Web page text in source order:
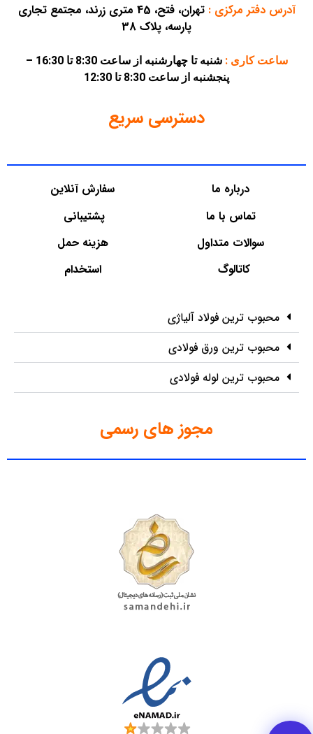
آدرس دفتر مرکزی:
تهران، فتح، 45 متری زرند، مجتمع تجاری
پارسه، پلاک 38
ساعت کاری :
شنبه تا چهارشنبه از ساعت 8:30 تا 16:30 –
پنجشنبه از ساعت 8:30 تا 12:30
دسترسی سریع
درباره ما
تماس با ما
سوالات متداول
کاتالوگ
سفارش آنلاین
پشتیبانی
هزینه حمل
استخدام
محبوب ترین فولاد آلیاژی
محبوب ترین ورق فولادی
محبوب ترین لوله فولادی
مجوز های رسمی